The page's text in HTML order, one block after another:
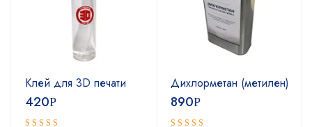
Клей для 3D печати
420Р
Дихлорметан (метилен)
890Р